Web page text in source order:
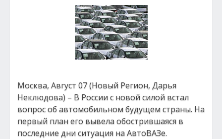
Москва, Август 07 (Новый Регион, Дарья
Неклюдова) – В России с новой силой встал
вопрос об автомобильном будущем страны. На
первый план его вывела обострившаяся в
последние дни ситуация на АвтоВАЗе.